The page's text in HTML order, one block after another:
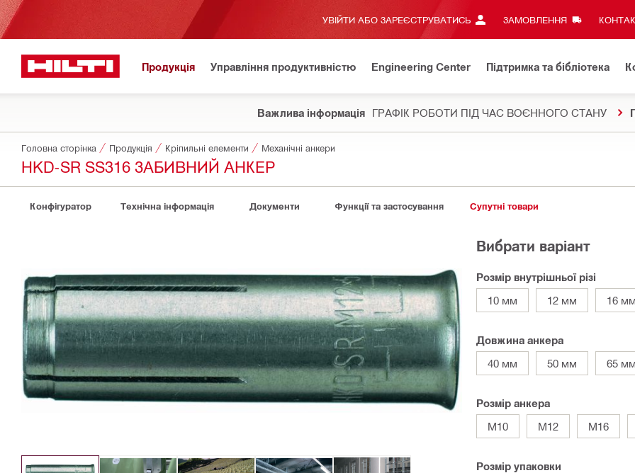
УВІЙТИ АБО ЗАРЕЄСТРУВАТИСЬ ЗАМОВЛЕННЯ
Продукція Управління продуктивністю Engineering Center Підтримка та бібліотека
Важлива інформація ГРАФІК РОБОТИ ПІД ЧАС ВОЄННОГО СТАНУ
Головна сторінка Продукція Кріпильні елементи Механічні анкери
HKD-SR SS316 ЗАБИВНИЙ АНКЕР
Конфігуратор Технічна інформація Документи Функції та застосування Супутні товари
Вибрати варіант
Розмір внутрішньої різі
10 мм
12 мм 16 мм
Довжина анкера
40 мм
50 мм 65 мм
Розмір анкера
M10
M12 M16
Розмір упаковки